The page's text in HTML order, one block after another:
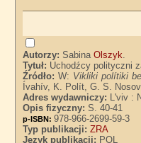
Autorzy:SabinaOlszyk.
Tytuł: Uchodźcy polityczni
Źródło:W: Vikliki polítiki
Ívahív, K. Polít, G. S.
Adres wydawniczy: L'viv :
Opis fizyczny:S. 40-41
p-ISBN:978-966-2699-59-3
Typ publikacji:ZRA
Język publikacji: POL